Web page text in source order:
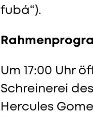
fubá“).
Um 17:00 Uhr
Schreinerei
Hercules